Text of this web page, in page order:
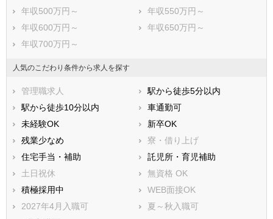
年収500万円～
年収550万円～
年収600万円～
年収650万円～
年収700万円～
人気のこだわり条件から求人を探す
管理職求人
駅から徒歩5分以内
駅から徒歩10分以内
車通勤可
未経験OK
新卒OK
残業少なめ
寮・借り上げ
住宅手当・補助
託児所・育児補助
土日祝休
無資格 OK
積極採用中
WEB面接OK
2027年4月入職可
夏～秋入職可